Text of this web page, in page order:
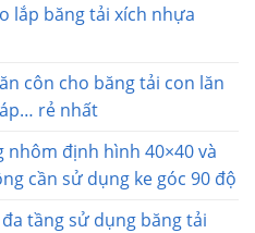
lắp băng tải xích nhựa
côn cho băng tải con lăn
rẻ nhất
định hình 40×40 và
cần sử dụng ke góc 90 độ
tầng sử dụng băng tải